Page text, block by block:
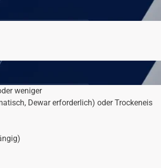
weniger
Dewar erforderlich) oder Trockeneis